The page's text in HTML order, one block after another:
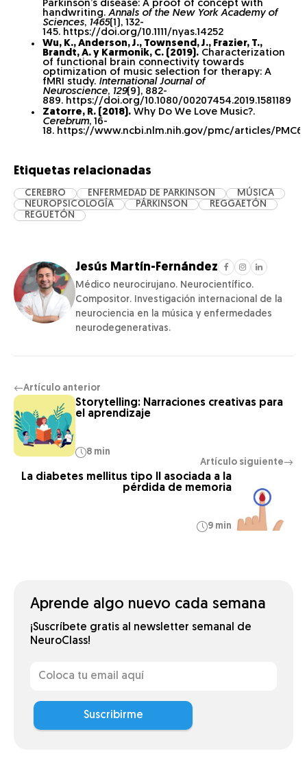
Parkinson’s disease: A proof of concept with
handwriting. Annals of the New York Academy of
Sciences, 1465(1), 132-
145. https://doi.org/10.1111/nyas.14252
Wu, K., Anderson, J., Townsend, J., Frazier, T.,
Brandt, A. y Karmonik, C. (2019). Characterization
of functional brain connectivity towards
optimization of music selection for therapy: A
fMRI study. International Journal of
Neuroscience, 129(9), 882-
889. https://doi.org/10.1080/00207454.2019.1581189
Zatorre, R. (2018). Why Do We Love Music?.
Cerebrum, 16-
18. https://www.ncbi.nlm.nih.gov/pmc/articles/
Etiquetas relacionadas
CEREBRO ENFERMEDAD DE PARKINSON
MÚSICA
NEUROPSICOLOGÍA
PÁRKINSON
REGGAETÓN
REGUETÓN
Jesús Martín-Fernández
Médico neurocirujano. Neurocientífico.
Compositor. Investigación internacional de la
neurociencia en la música y enfermedades
neurodegenerativas.
←Artículo anterior
Storytelling: Narraciones creativas para
el aprendizaje
8 min
Artículo siguiente→
La diabetes mellitus tipo II asociada a la
pérdida de memoria
9 min
Aprende algo nuevo cada semana
¡Suscríbete gratis al newsletter semanal de
NeuroClass!
Suscribirme